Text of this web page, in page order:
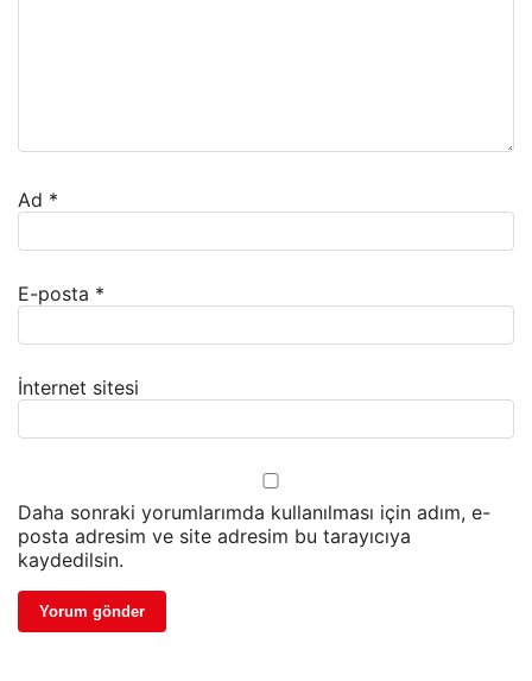
Ad *
E-posta *
İnternet sitesi
Daha sonraki yorumlarımda kullanılması için adım, e-
posta adresim ve site adresim bu tarayıcıya
kaydedilsin.